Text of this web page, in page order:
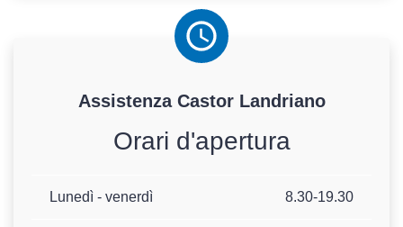
Assistenza CastorLandriano
Orari d'apertura
Lunedì - venerdì 8.30-19.30